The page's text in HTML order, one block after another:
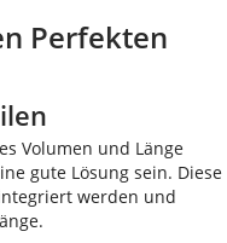
Perfekten
Volumen und Länge
gute Lösung sein. Diese
werden und